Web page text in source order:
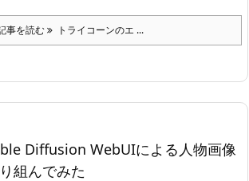
事を読む トライコーンのエ ...
Diffusion WebUIによる人物画像
組んでみた